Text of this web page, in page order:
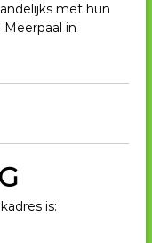
met hun
in
is: